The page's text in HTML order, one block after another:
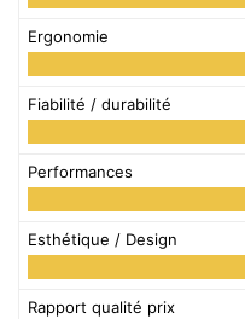
Ergonomie
Fiabilité / durabilité
Performances
Esthétique / Design
Rapport qualité prix